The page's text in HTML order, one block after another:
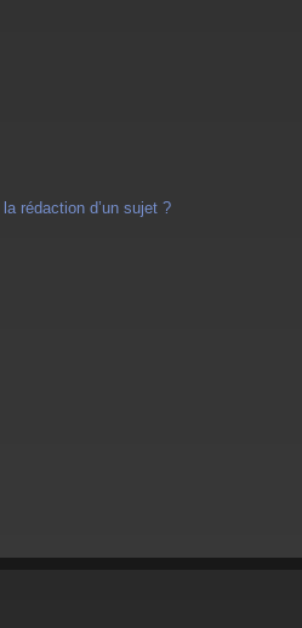
rédaction d’un sujet ?